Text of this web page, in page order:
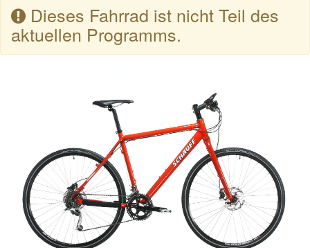
Dieses Fahrrad ist nicht Teil des
aktuellen Programms.